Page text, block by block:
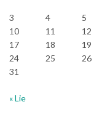
3
4 5
10
11 12
17
18 19
24
25 26
31
« Lie